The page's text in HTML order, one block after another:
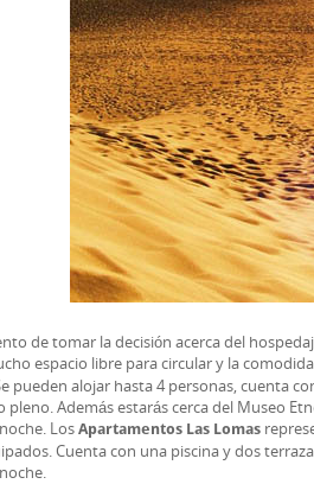
de tomar la decisión acerca del
espacio libre para circular y la
pueden alojar hasta 4 personas, cuenta
pleno. Además estarás cerca del Museo
LosApartamentos Las Lomas
Cuenta con una piscina y dos